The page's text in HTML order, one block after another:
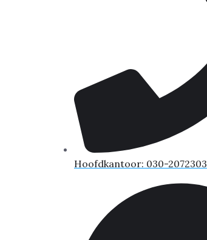
Hoofdkantoor: 030-2072303